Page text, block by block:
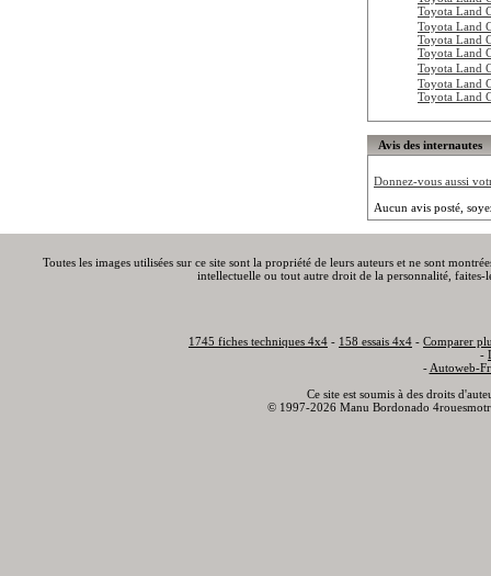
Toyota Land
Toyota Land
Toyota Land
Toyota Land
Toyota Land
Toyota Land
Toyota Land
Avis des internautes
Donnez-vous aussi
Aucun avis posté,
Toutes les images utilisées sur ce site sont la propriété de leurs auteurs et ne sont
intellectuelle ou tout autre droit de la personnalité,
1745 fiches techniques 4x4 - 158 essais 4x4 - Comparer
-
- Autoweb-
Ce site est soumis à des droits
© 1997-2026 Manu Bordonado